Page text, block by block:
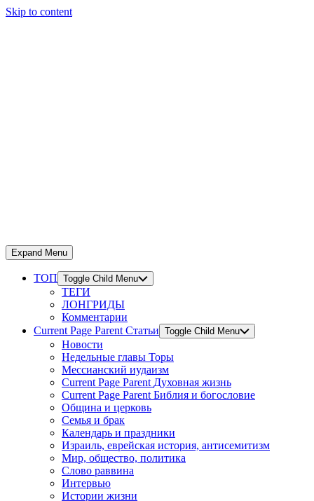
Skip to content
Expand Menu
ТОП Toggle Child Menu
ТЕГИ
ЛОНГРИДЫ
Комментарии
Current Page Parent Статьи Toggle Child Menu
Новости
Недельные главы Торы
Мессианский иудаизм
Current Page Parent Духовная жизнь
Current Page Parent Библия и богословие
Община и церковь
Семья и брак
Календарь и праздники
Израиль, еврейская история, антисемитизм
Мир, общество, политика
Слово раввина
Интервью
Истории жизни